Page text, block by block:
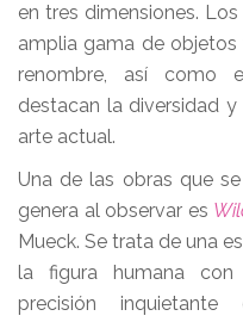
en tres dimensiones.
amplia gama de
renombre, así como
destacan la diversidad
arte actual.
Una de las obras que
genera al observar es
Mueck. Se trata de una
la figura humana
precisión